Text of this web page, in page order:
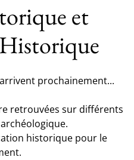
et
prochainement...
retrouvées sur différents
historique pour le